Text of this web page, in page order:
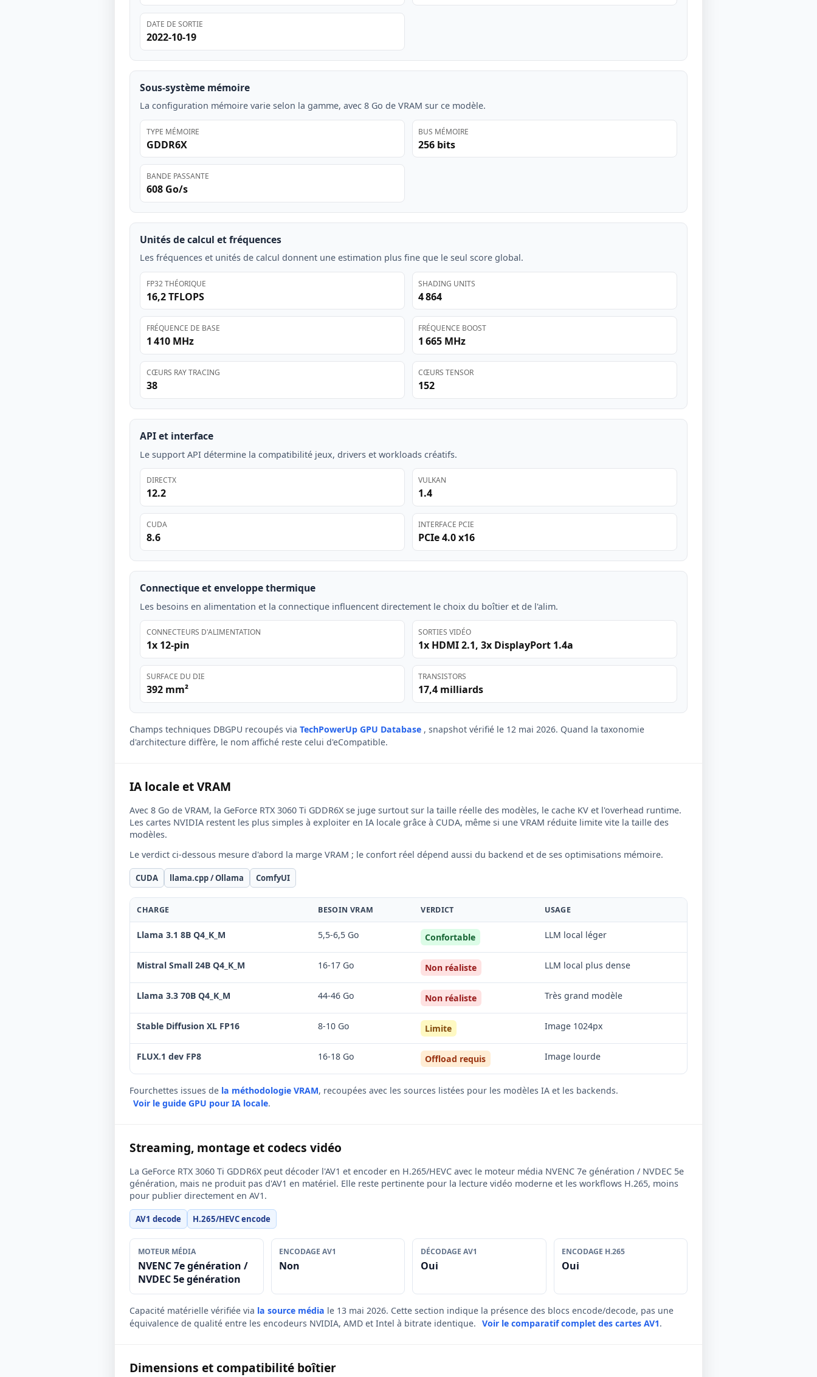
DATE DE SORTIE
2022-10-19
Sous-système mémoire
La configuration mémoire varie selon la gamme, avec 8 Go de VRAM sur ce modèle.
TYPE MÉMOIRE
GDDR6X
BUS MÉMOIRE
256 bits
BANDE PASSANTE
608 Go/s
Unités de calcul et fréquences
Les fréquences et unités de calcul donnent une estimation plus fine que le seul score global.
FP32 THÉORIQUE
16,2 TFLOPS
SHADING UNITS
4 864
FRÉQUENCE DE BASE
1 410 MHz
FRÉQUENCE BOOST
1 665 MHz
CŒURS RAY TRACING
38
CŒURS TENSOR
152
API et interface
Le support API détermine la compatibilité jeux, drivers et workloads créatifs.
DIRECTX
12.2
VULKAN
1.4
CUDA
8.6
INTERFACE PCIE
PCIe 4.0 x16
Connectique et enveloppe thermique
Les besoins en alimentation et la connectique influencent directement le choix du boîtier et de l'alim.
CONNECTEURS D'ALIMENTATION
1x 12-pin
SORTIES VIDÉO
1x HDMI 2.1, 3x DisplayPort 1.4a
SURFACE DU DIE
392 mm²
TRANSISTORS
17,4 milliards
Champs techniques DBGPU recoupés via TechPowerUp GPU Database , snapshot vérifié le 12 mai 2026. Quand la taxonomie
d'architecture diffère, le nom affiché reste celui d'eCompatible.
IA locale et VRAM
Avec 8 Go de VRAM, la GeForce RTX 3060 Ti GDDR6X se juge surtout sur la taille réelle des modèles, le cache KV et l'overhead runtime.
Les cartes NVIDIA restent les plus simples à exploiter en IA locale grâce à CUDA, même si une VRAM réduite limite vite la taille des
modèles.
Le verdict ci-dessous mesure d'abord la marge VRAM ; le confort réel dépend aussi du backend et de ses optimisations mémoire.
CUDA llama.cpp / Ollama ComfyUI
CHARGE BESOIN VRAM VERDICT USAGE
Llama 3.1 8B Q4_K_M 5,5-6,5 Go Confortable LLM local léger
Mistral Small 24B Q4_K_M 16-17 Go Non réaliste LLM local plus dense
Llama 3.3 70B Q4_K_M 44-46 Go Non réaliste Très grand modèle
Stable Diffusion XL FP16 8-10 Go Limite Image 1024px
FLUX.1 dev FP8 16-18 Go Offload requis Image lourde
Fourchettes issues de la méthodologie VRAM, recoupées avec les sources listées pour les modèles IA et les backends.
Voir le guide GPU pour IA locale.
Streaming, montage et codecs vidéo
La GeForce RTX 3060 Ti GDDR6X peut décoder l'AV1 et encoder en H.265/HEVC avec le moteur média NVENC 7e génération / NVDEC 5e
génération, mais ne produit pas d'AV1 en matériel. Elle reste pertinente pour la lecture vidéo moderne et les workflows H.265, moins
pour publier directement en AV1.
AV1 decode H.265/HEVC encode
MOTEUR MÉDIA
NVENC 7e génération /
NVDEC 5e génération
ENCODAGE AV1
Non
DÉCODAGE AV1
Oui
ENCODAGE H.265
Oui
Capacité matérielle vérifiée via la source média le 13 mai 2026. Cette section indique la présence des blocs encode/decode, pas une
équivalence de qualité entre les encodeurs NVIDIA, AMD et Intel à bitrate identique. Voir le comparatif complet des cartes AV1.
Dimensions et compatibilité boîtier